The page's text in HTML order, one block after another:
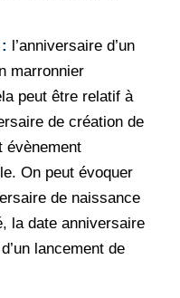
l’anniversaire d’un
marronnier
peut être relatif à
de création de
évènement
On peut évoquer
de naissance
la date anniversaire
lancement de